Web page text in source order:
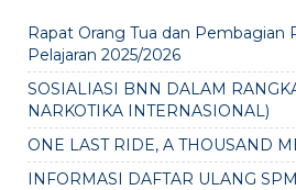
Rapat Orang Tua dan Pembagian
Pelajaran 2025/2026
SOSIALIASI BNN DALAM
NARKOTIKA INTERNASIONAL)
ONE LAST RIDE, A THOUSAND
INFORMASI DAFTAR ULANG